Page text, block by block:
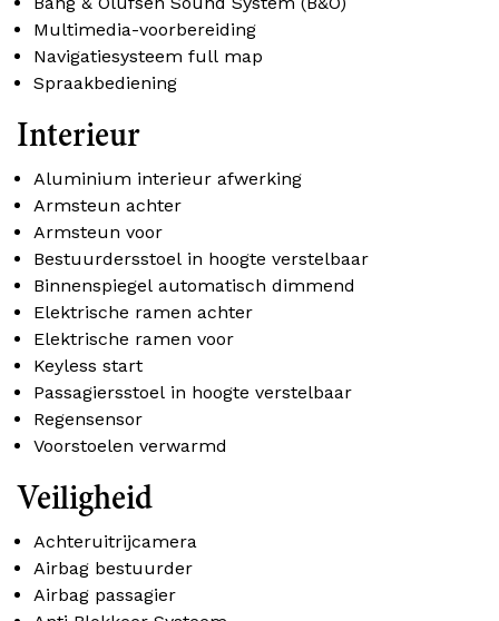
Multimedia-voorbereiding
Navigatiesysteem full map
Spraakbediening
Interieur
Aluminium interieur afwerking
Armsteun achter
Armsteun voor
Bestuurdersstoel in hoogte verstelbaar
Binnenspiegel automatisch dimmend
Elektrische ramen achter
Elektrische ramen voor
Keyless start
Passagiersstoel in hoogte verstelbaar
Regensensor
Voorstoelen verwarmd
Veiligheid
Achteruitrijcamera
Airbag bestuurder
Airbag passagier